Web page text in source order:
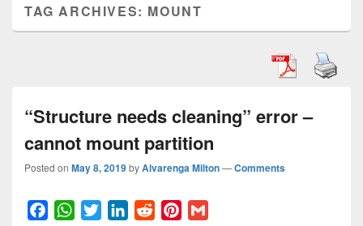
TAG ARCHIVES: MOUNT
“Structure needs cleaning” error –
cannot mount partition
Posted on May 8, 2019byAlvarenga Milton—Comments
W
R